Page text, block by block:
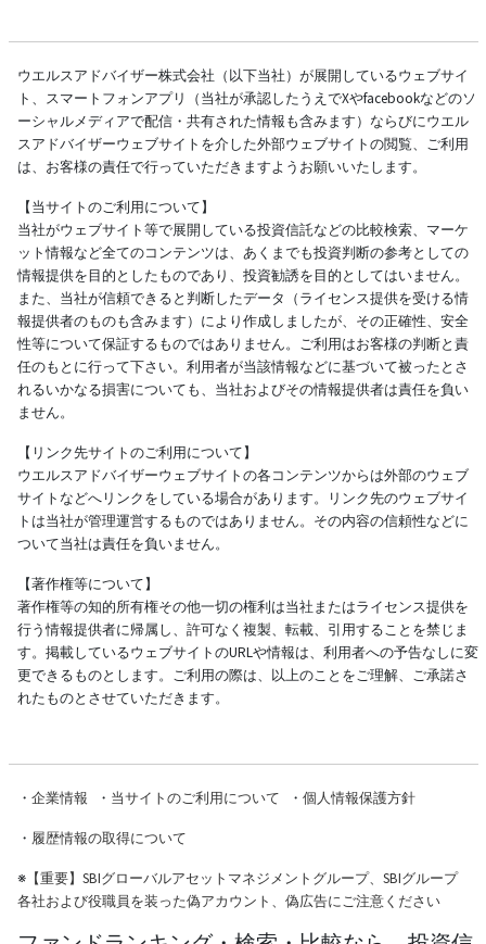
ウエルスアドバイザー株式会社（以下当社）が展開しているウェブサイ
ト、スマートフォンアプリ（当社が承認したうえでXやfacebookなどのソ
ーシャルメディアで配信・共有された情報も含みます）ならびにウエル
スアドバイザーウェブサイトを介した外部ウェブサイトの閲覧、ご利用
は、お客様の責任で行っていただきますようお願いいたします。
【当サイトのご利用について】
当社がウェブサイト等で展開している投資信託などの比較検索、マーケ
ット情報など全てのコンテンツは、あくまでも投資判断の参考としての
情報提供を目的としたものであり、投資勧誘を目的としてはいません。
また、当社が信頼できると判断したデータ（ライセンス提供を受ける情
報提供者のものも含みます）により作成しましたが、その正確性、安全
性等について保証するものではありません。ご利用はお客様の判断と責
任のもとに行って下さい。利用者が当該情報などに基づいて被ったとさ
れるいかなる損害についても、当社およびその情報提供者は責任を負い
ません。
【リンク先サイトのご利用について】
ウエルスアドバイザーウェブサイトの各コンテンツからは外部のウェブ
サイトなどへリンクをしている場合があります。リンク先のウェブサイ
トは当社が管理運営するものではありません。その内容の信頼性などに
ついて当社は責任を負いません。
【著作権等について】
著作権等の知的所有権その他一切の権利は当社またはライセンス提供を
行う情報提供者に帰属し、許可なく複製、転載、引用することを禁じま
す。掲載しているウェブサイトのURLや情報は、利用者への予告なしに変
更できるものとします。ご利用の際は、以上のことをご理解、ご承諾さ
れたものとさせていただきます。
・ 企業情報 ・ 当サイトのご利用について ・ 個人情報保護方針
・ 履歴情報の取得について
※【重要】SBIグローバルアセットマネジメントグループ、SBIグループ
各社および役職員を装った偽アカウント、偽広告にご注意ください